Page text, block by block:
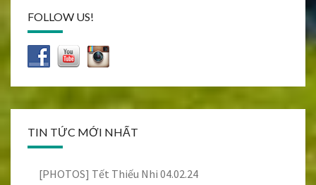
FOLLOW US!
TIN TỨC MỚI NHẤT
[PHOTOS] Tết Thiếu Nhi 04.02.24